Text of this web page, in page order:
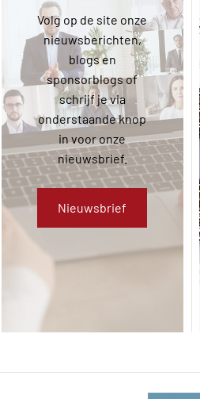
Volg op de site onze
nieuwsberichten,
blogs en
sponsorblogs of
schrijf je via
onderstaande knop
in voor onze
nieuwsbrief.
Nieuwsbrief